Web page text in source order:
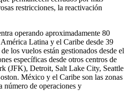
restricciones, la reactivación
operando aproximadamente 80
Latina y el Caribe desde 39
los vuelos están gestionados desde el
específicas desde otros centros de
(JFK), Detroit, Salt Lake City, Seattle
México y el Caribe son las zonas
número de operaciones y